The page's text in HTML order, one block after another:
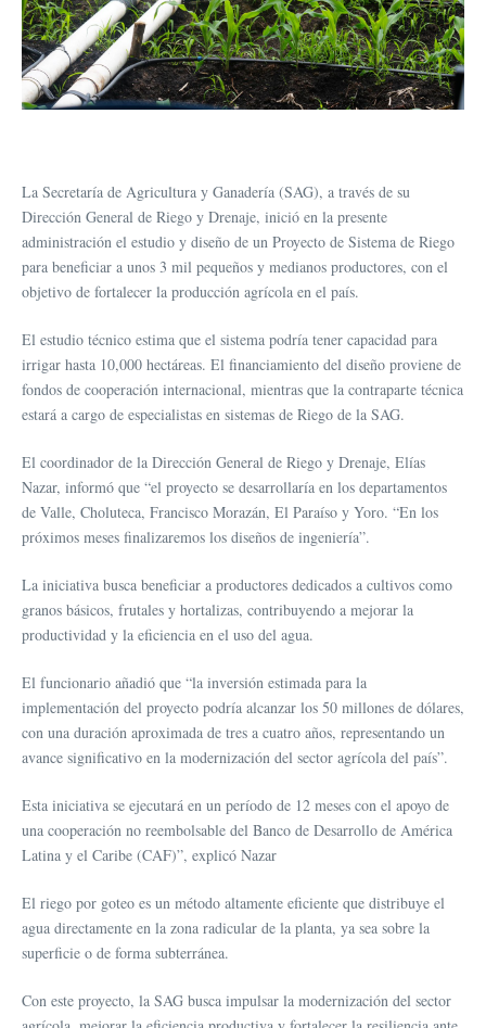
La Secretaría de Agricultura y Ganadería (SAG), a través de su
Dirección General de Riego y Drenaje, inició en la presente
administración el estudio y diseño de un Proyecto de Sistema de Riego
para beneficiar a unos 3 mil pequeños y medianos productores, con el
objetivo de fortalecer la producción agrícola en el país.
El estudio técnico estima que el sistema podría tener capacidad para
irrigar hasta 10,000 hectáreas. El financiamiento del diseño proviene de
fondos de cooperación internacional, mientras que la contraparte técnica
estará a cargo de especialistas en sistemas de Riego de la SAG.
El coordinador de la Dirección General de Riego y Drenaje, Elías
Nazar, informó que “el proyecto se desarrollaría en los departamentos
de Valle, Choluteca, Francisco Morazán, El Paraíso y Yoro. “En los
próximos meses finalizaremos los diseños de ingeniería”.
La iniciativa busca beneficiar a productores dedicados a cultivos como
granos básicos, frutales y hortalizas, contribuyendo a mejorar la
productividad y la eficiencia en el uso del agua.
El funcionario añadió que “la inversión estimada para la
implementación del proyecto podría alcanzar los 50 millones de dólares,
con una duración aproximada de tres a cuatro años, representando un
avance significativo en la modernización del sector agrícola del país”.
Esta iniciativa se ejecutará en un período de 12 meses con el apoyo de
una cooperación no reembolsable del Banco de Desarrollo de América
Latina y el Caribe (CAF)”, explicó Nazar
El riego por goteo es un método altamente eficiente que distribuye el
agua directamente en la zona radicular de la planta, ya sea sobre la
superficie o de forma subterránea.
Con este proyecto, la SAG busca impulsar la modernización del sector